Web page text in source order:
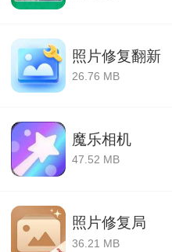
照片修复翻新
26.76 MB
魔乐相机
47.52 MB
照片修复局
36.21 MB